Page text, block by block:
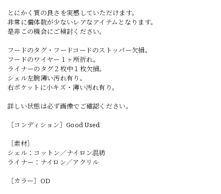
とにかく質の良さを実感していただけます。
非常に個体数が少ないレアなアイテムとなります。
是非この機会にご検討ください。
フードのタグ・フードコードのストッパー欠損。
フードのワイヤー１ヶ所折れ。
ライナーのタグ２枚中１枚欠損。
シェル左腕薄い汚れ有り。
右ポケットに小キズ・薄い汚れ有り。
詳しい状態は必ず画像でご確認ください。
［コンディション］Good Used
［素材］
シェル：コットン／ナイロン混紡
ライナー：ナイロン／アクリル
［カラー］OD